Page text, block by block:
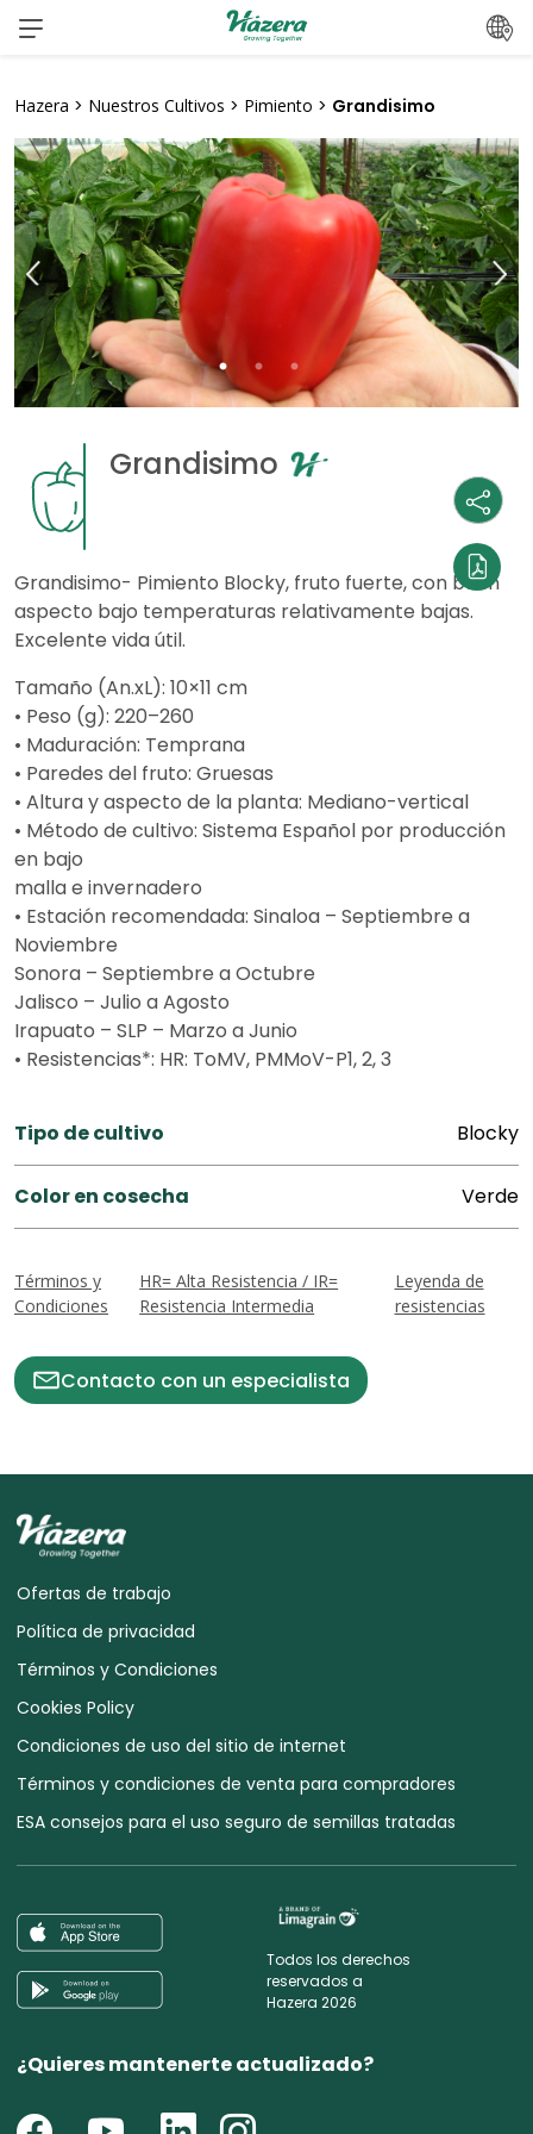
saltar
Hazera > Nuestros Cultivos > Pimiento > Grandisimo
Grandisimo
Grandisimo- Pimiento Blocky, fruto fuerte, con buen
aspecto bajo temperaturas relativamente bajas.
Excelente vida útil.
Tamaño (An.xL): 10×11 cm
• Peso (g): 220–260
• Maduración: Temprana
• Paredes del fruto: Gruesas
• Altura y aspecto de la planta: Mediano-vertical
• Método de cultivo: Sistema Español por producción
en bajo
malla e invernadero
• Estación recomendada: Sinaloa – Septiembre a
Noviembre
Sonora – Septiembre a Octubre
Jalisco – Julio a Agosto
Irapuato – SLP – Marzo a Junio
• Resistencias*: HR: ToMV, PMMoV-P1, 2, 3
Tipo de cultivo Blocky
Color en cosecha Verde
Términos y
Condiciones
HR= Alta Resistencia / IR=
Resistencia Intermedia
Leyenda de
resistencias
Contacto con un especialista
Ofertas de trabajo
Política de privacidad
Términos y Condiciones
Cookies Policy
Condiciones de uso del sitio de internet
Términos y condiciones de venta para compradores
ESA consejos para el uso seguro de semillas tratadas
Todos los derechos
reservados a
Hazera 2026
¿Quieres mantenerte actualizado?